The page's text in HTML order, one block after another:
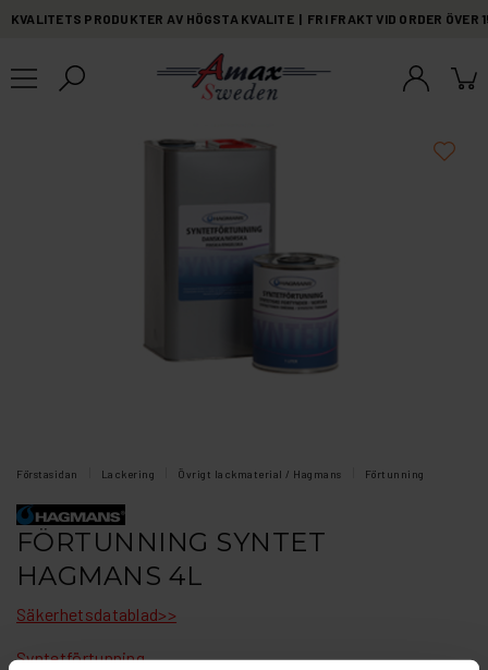
KVALITETS PRODUKTER AV HÖGSTA KVALITE | FRI FRAKT VID ORDER
Förstasidan Lackering Övrigt lackmaterial / Hagmans Förtunning
FÖRTUNNING SYNTET
HAGMANS 4L
Säkerhetsdatablad>>
Syntetförtunning